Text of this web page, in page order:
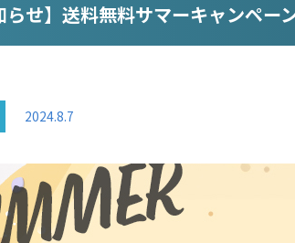
らせ】送料無料サマーキャンペ
2024.8.7